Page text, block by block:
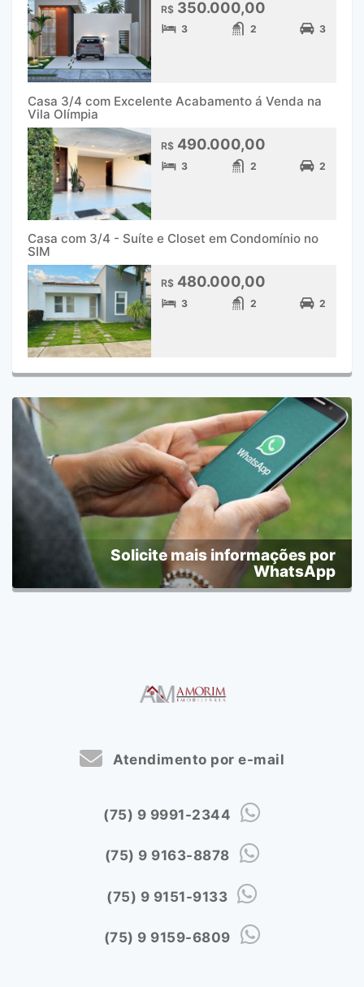
R$ 350.000,00
3 2 3
Casa 3/4 com Excelente Acabamento á Venda na
Vila Olímpia
R$ 490.000,00
3 2 2
Casa com 3/4 - Suíte e Closet em Condomínio no
SIM
R$ 480.000,00
3 2 2
Solicite mais informações por
WhatsApp
Atendimento por e-mail
(75) 9 9991-2344
(75) 9 9163-8878
(75) 9 9151-9133
(75) 9 9159-6809